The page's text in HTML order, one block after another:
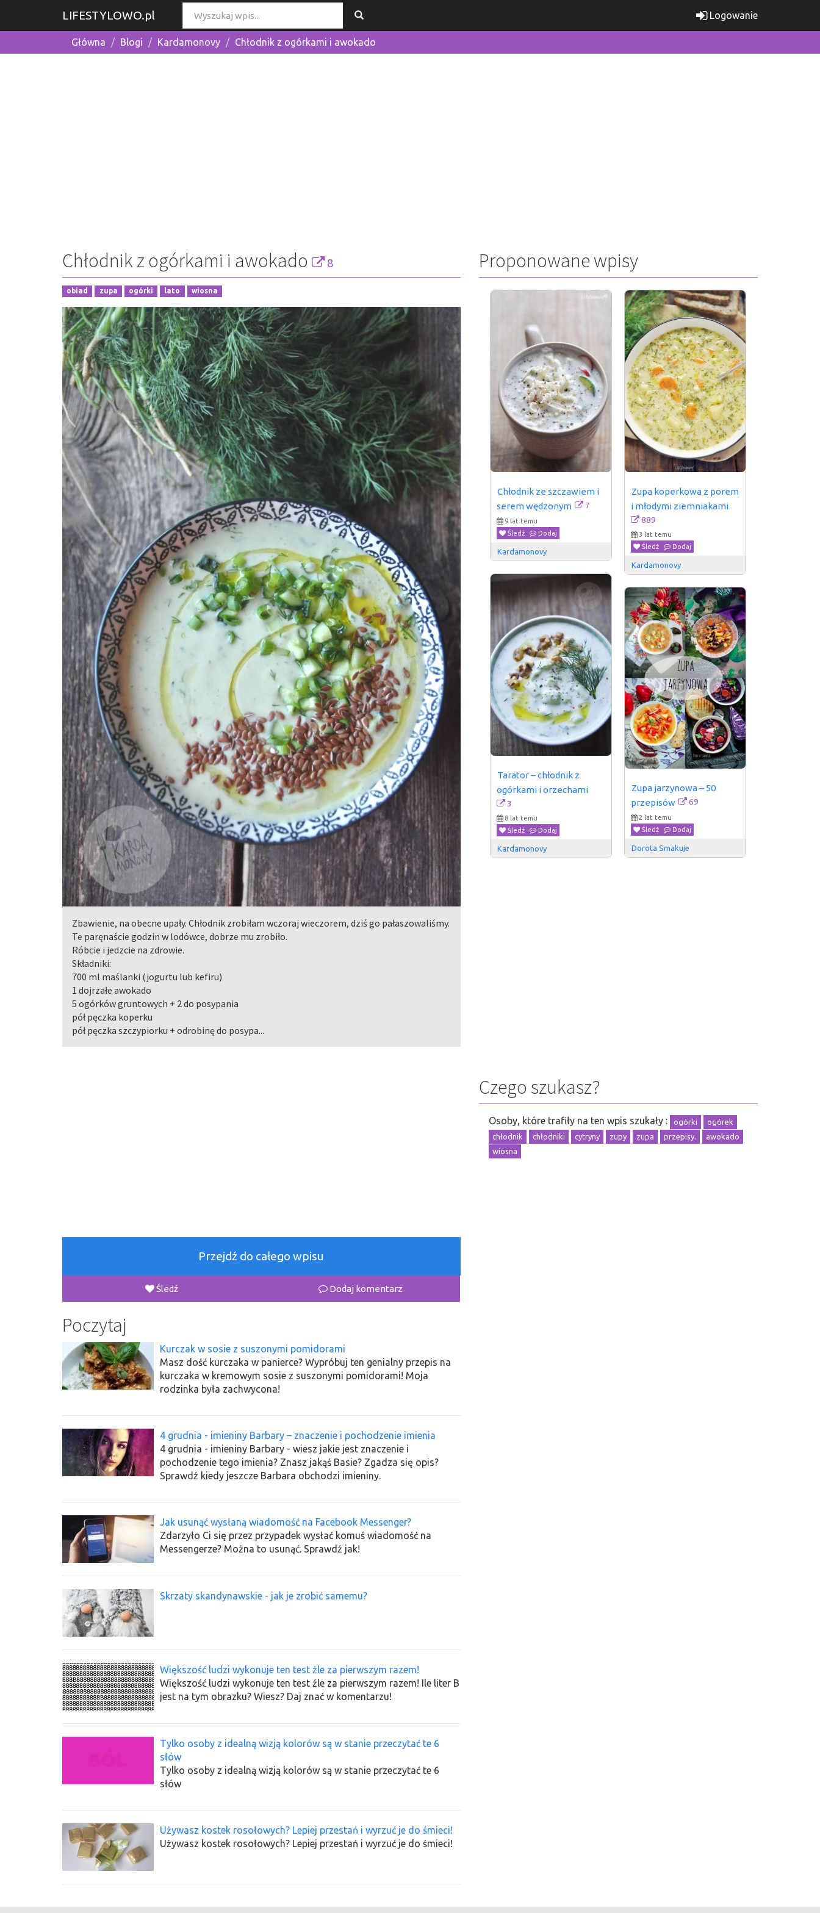
LIFESTYLOWO.pl Logowanie
Główna Blogi Kardamonovy Chłodnik z ogórkami i awokado
Chłodnik z ogórkami i awokado 8
obiad zupa ogórki lato wiosna
Zbawienie, na obecne upały. Chłodnik zrobiłam wczoraj wieczorem, dziś go pałaszowaliśmy.
Te paręnaście godzin w lodówce, dobrze mu zrobiło.
Róbcie i jedzcie na zdrowie.
Składniki:
700 ml maślanki (jogurtu lub kefiru)
1 dojrzałe awokado
5 ogórków gruntowych + 2 do posypania
pół pęczka koperku
pół pęczka szczypiorku + odrobinę do posypa...
Przejdź do całego wpisu
Śledź Dodaj komentarz
Poczytaj
Kurczak w sosie z suszonymi pomidorami
Masz dość kurczaka w panierce? Wypróbuj ten genialny przepis na
kurczaka w kremowym sosie z suszonymi pomidorami! Moja
rodzinka była zachwycona!
4 grudnia - imieniny Barbary – znaczenie i pochodzenie imienia
4 grudnia - imieniny Barbary - wiesz jakie jest znaczenie i
pochodzenie tego imienia? Znasz jakąś Basie? Zgadza się opis?
Sprawdź kiedy jeszcze Barbara obchodzi imieniny.
Jak usunąć wysłaną wiadomość na Facebook Messenger?
Zdarzyło Ci się przez przypadek wysłać komuś wiadomość na
Messengerze? Można to usunąć. Sprawdź jak!
Skrzaty skandynawskie - jak je zrobić samemu?
Większość ludzi wykonuje ten test źle za pierwszym razem!
Większość ludzi wykonuje ten test źle za pierwszym razem! Ile liter B
jest na tym obrazku? Wiesz? Daj znać w komentarzu!
Tylko osoby z idealną wizją kolorów są w stanie przeczytać te 6
słów
Tylko osoby z idealną wizją kolorów są w stanie przeczytać te 6
słów
Używasz kostek rosołowych? Lepiej przestań i wyrzuć je do śmieci!
Używasz kostek rosołowych? Lepiej przestań i wyrzuć je do śmieci!
Proponowane wpisy
Chłodnik ze szczawiem i
serem wędzonym
7
9 lat temu
Śledź
Dodaj
Kardamonovy
Zupa koperkowa z porem
i młodymi ziemniakami
889
3 lat temu
Śledź
Dodaj
Kardamonovy
Tarator – chłodnik z
ogórkami i orzechami
3
8 lat temu
Śledź
Dodaj
Kardamonovy
Zupa jarzynowa – 50
przepisów
69
2 lat temu
Śledź
Dodaj
Dorota Smakuje
Czego szukasz?
Osoby, które trafiły na ten wpis szukały : ogórki
ogórek
chłodnik
chłodniki cytryny zupy zupa przepisy.
awokado
wiosna